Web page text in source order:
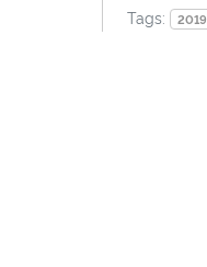
Tags:
2019